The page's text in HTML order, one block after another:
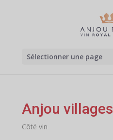
Sélectionner une page
Anjou villages
Côté vin